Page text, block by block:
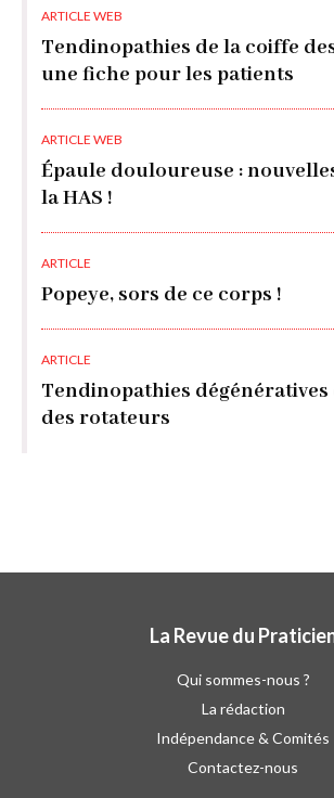
ARTICLE WEB
Tendinopathies de la coiffe
une fiche pour les patients
ARTICLE WEB
Épaule douloureuse :
la HAS !
ARTICLE
Popeye, sors de ce corps !
ARTICLE
Tendinopathies
des rotateurs
La Revue du
Qui sommes-nous ?
La rédaction
Indépendance & Comités
Contactez-nous